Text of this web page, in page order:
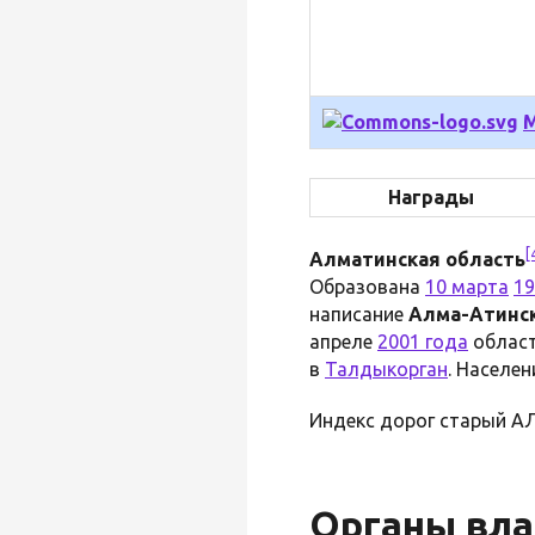
Награды
Алматинская область
Образована 10 марта
написание Алма-
апреле 2001 года
в Талдыкорган.
Индекс дорог старый
Органы